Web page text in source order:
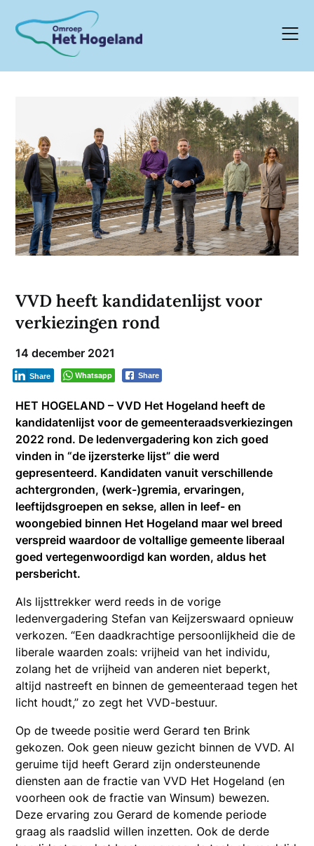
content
VVD heeft kandidatenlijst voor
verkiezingen rond
14 december 2021
Whatsapp Share
Share
HET HOGELAND – VVD Het Hogeland heeft de
kandidatenlijst voor de gemeenteraadsverkiezingen
2022 rond. De ledenvergadering kon zich goed
vinden in “de ijzersterke lijst” die werd
gepresenteerd. Kandidaten vanuit verschillende
achtergronden, (werk-)gremia, ervaringen,
leeftijdsgroepen en sekse, allen in leef- en
woongebied binnen Het Hogeland maar wel breed
verspreid waardoor de voltallige gemeente liberaal
goed vertegenwoordigd kan worden, aldus het
persbericht.
Als lijsttrekker werd reeds in de vorige
ledenvergadering Stefan van Keijzerswaard opnieuw
verkozen. “Een daadkrachtige persoonlijkheid die de
liberale waarden zoals: vrijheid van het individu,
zolang het de vrijheid van anderen niet beperkt,
altijd nastreeft en binnen de gemeenteraad tegen het
licht houdt,” zo zegt het VVD-bestuur.
Op de tweede positie werd Gerard ten Brink
gekozen. Ook geen nieuw gezicht binnen de VVD. Al
geruime tijd heeft Gerard zijn ondersteunende
diensten aan de fractie van VVD Het Hogeland (en
voorheen ook de fractie van Winsum) bewezen.
Deze ervaring zou Gerard de komende periode
graag als raadslid willen inzetten. Ook de derde